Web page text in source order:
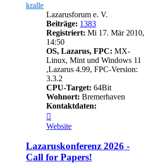
kralle
Lazarusforum e. V.
Beiträge: 1383
Registriert: Mi 17. Mär 2010,
14:50
OS, Lazarus, FPC: MX-
Linux, Mint und Windows 11
,Lazarus 4.99, FPC-Version:
3.3.2
CPU-Target: 64Bit
Wohnort: Bremerhaven
Kontaktdaten:
von
kralle
Website
Lazaruskonferenz 2026 -
Call for Papers!